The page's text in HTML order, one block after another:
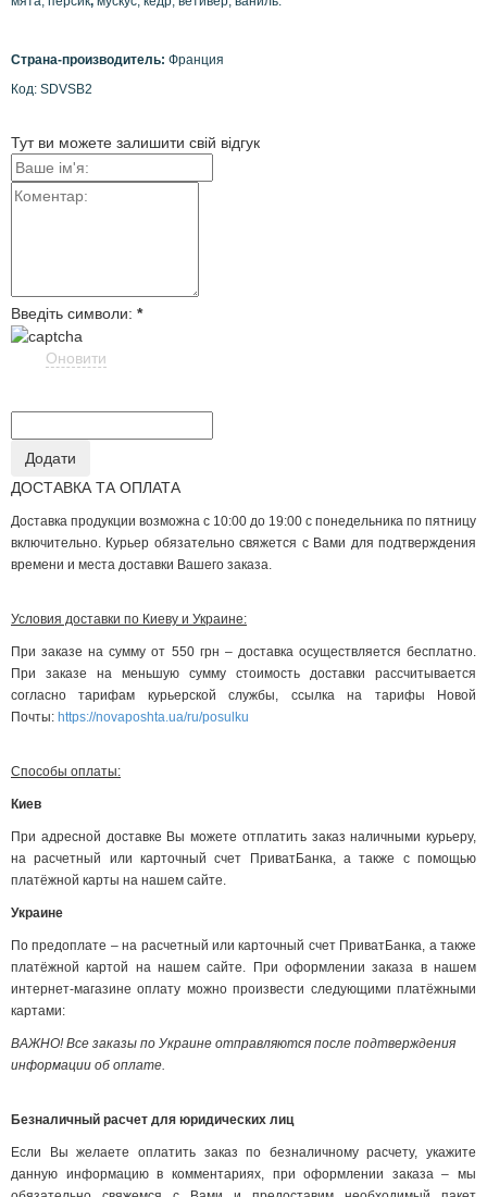
Страна-производитель: Франция
Код: SDVSB2
Тут ви можете залишити свій відгук
Введіть символи: *
Оновити
ДОСТАВКА ТА ОПЛАТА
Доставка продукции возможна с 10:00 до 19:00 с понедельника по пятницу
включительно. Курьер обязательно свяжется с Вами для подтверждения
времени и места доставки Вашего заказа.
Условия доставки по Киеву и Украине:
При заказе на сумму от 550 грн – доставка осуществляется бесплатно.
При заказе на меньшую сумму стоимость доставки рассчитывается
согласно тарифам курьерской службы, ссылка на тарифы Новой
Почты: https://novaposhta.ua/ru/posulku
Способы оплаты:
Киев
При адресной доставке Вы можете отплатить заказ наличными курьеру,
на расчетный или карточный счет ПриватБанка, а также с помощью
платёжной карты на нашем сайте.
Украине
По предоплате – на расчетный или карточный счет ПриватБанка, а также
платёжной картой на нашем сайте. При оформлении заказа в нашем
интернет-магазине оплату можно произвести следующими платёжными
картами:
ВАЖНО! Все заказы по Украине отправляются после подтверждения
информации об оплате.
Безналичный расчет для юридических лиц
Если Вы желаете оплатить заказ по безналичному расчету, укажите
данную информацию в комментариях, при оформлении заказа – мы